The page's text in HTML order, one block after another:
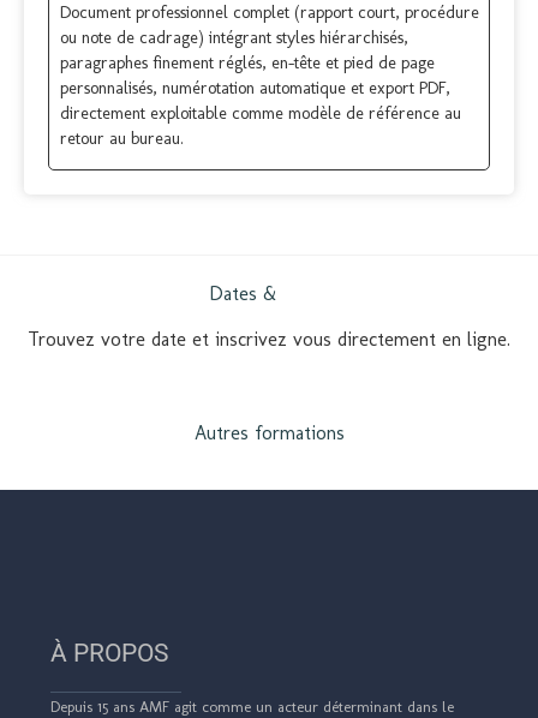
Document professionnel complet (rapport court, procédure
ou note de cadrage) intégrant styles hiérarchisés,
paragraphes finement réglés, en-tête et pied de page
personnalisés, numérotation automatique et export PDF,
directement exploitable comme modèle de référence au
retour au bureau.
Dates &
Trouvez votre date et inscrivez vous directement en ligne.
Autres formations
À PROPOS
Depuis 15 ans AMF agit comme un acteur déterminant dans le